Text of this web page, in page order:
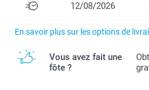
12/08/2026
En savoir plus sur les options de
Vous avez fait une
fôte ?